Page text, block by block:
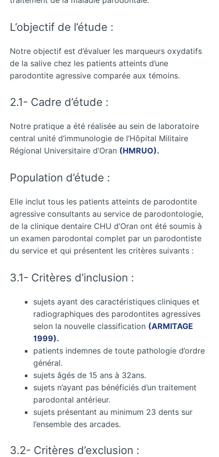
L’objectif de l’étude :
Notre objectif est d’évaluer les marqueurs oxydatifs
de la salive chez les patients atteints d’une
parodontite agressive comparée aux témoins.
2.1- Cadre d’étude :
Notre pratique a été réalisée au sein de laboratoire
central unité d’immunologie de l’Hôpital Militaire
Régional Universitaire d’Oran (HMRUO).
Population d’étude :
Elle inclut tous les patients atteints de parodontite
agressive consultants au service de parodontologie,
de la clinique dentaire CHU d’Oran ont été soumis à
un examen parodontal complet par un parodontiste
du service et qui présentent les critères suivants :
3.1- Critères d’inclusion :
sujets ayant des caractéristiques cliniques et
radiographiques des parodontites agressives
selon la nouvelle classification (ARMITAGE
1999).
patients indemnes de toute pathologie d’ordre
général.
sujets âgés de 15 ans à 32ans.
sujets n’ayant pas bénéficiés d’un traitement
parodontal antérieur.
sujets présentant au minimum 23 dents sur
l’ensemble des arcades.
3.2- Critères d’exclusion :